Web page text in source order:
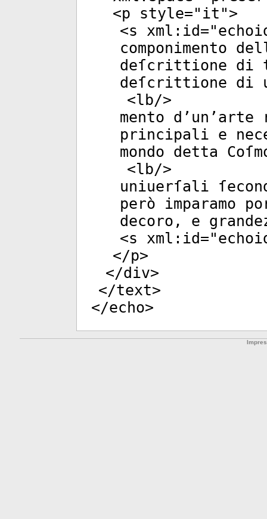
<p style=" it ">
<s xml:id="
componimento
deſcrittione di
deſcrittione di
<lb/>
mento
principali e
mondo detta
<lb/>
uniuerſali
però imparamo
decoro, e
<s xml:id="
</p>
</div>
</text>
</echo>